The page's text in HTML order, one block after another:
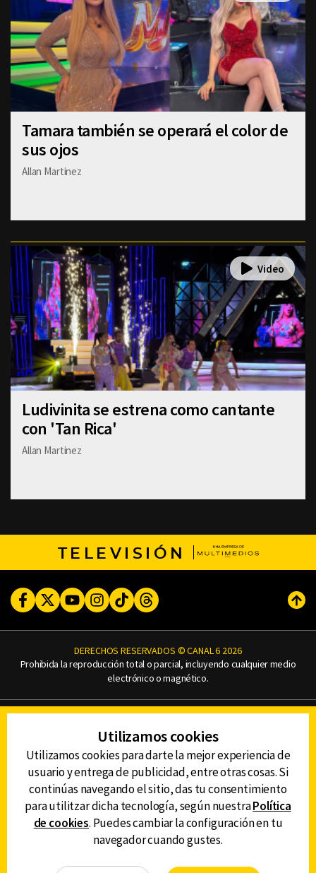
Tamara también se operará el color de
sus ojos
Allan Martinez
Ludivinita se estrena como cantante
con 'Tan Rica'
Allan Martinez
TELEVISIÓN
FacebookTwitterYoutubeInstagram
TikTokThreads
DERECHOS RESERVADOS © CANAL 6 2026
Prohibida la reproducción total o parcial, incluyendo cualquier medio
electrónico o magnético.
AVISO DE PRIVACIDAD
AVISO LEGAL
DEFENSORÍA DE LAS AUDIENCIAS
DESCARGA LA APP DE CANAL 6
Utilizamos cookies
Utilizamos cookies para darte la mejor experiencia de
usuario y entrega de publicidad, entre otras cosas. Si
continúas navegando el sitio, das tu consentimiento
para utilitzar dicha tecnología, según nuestraPolítica
de cookies. Puedes cambiar la configuración en tu
navegador cuando gustes.